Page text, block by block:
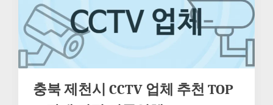
충북 제천시 CCTV 업체 추천 TOP